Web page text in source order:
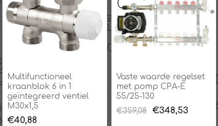
Multifunctioneel
kraanblok 6 in 1
geïntegreerd ventiel
M30x1,5
€40,88
Vaste waarde regelset
met pomp CPA-E
55/25-130
€359,08
€348,53